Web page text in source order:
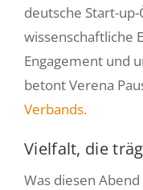
deutsche Start-
wissenschaftliche
Engagement und
betont Verena
Verbands.
Vielfalt, die
Was diesen